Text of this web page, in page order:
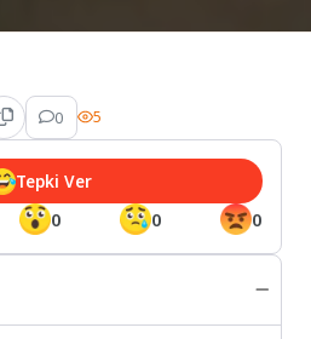
0 5
0 0 0
Tepki Ver